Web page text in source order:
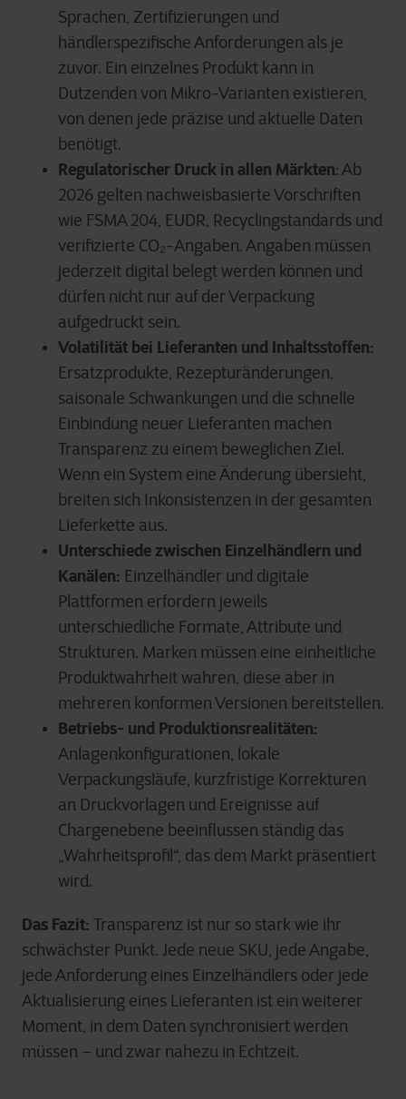
Sprachen, Zertifizierungen und
händlerspezifische Anforderungen als je
zuvor. Ein einzelnes Produkt kann in
Dutzenden von Mikro-Varianten existieren,
von denen jede präzise und aktuelle Daten
benötigt.
Regulatorischer Druck in allen Märkten: Ab
2026 gelten nachweisbasierte Vorschriften
wie FSMA 204, EUDR, Recyclingstandards und
verifizierte CO₂-Angaben. Angaben müssen
jederzeit digital belegt werden können und
dürfen nicht nur auf der Verpackung
aufgedruckt sein.
Volatilität bei Lieferanten und Inhaltsstoffen:
Ersatzprodukte, Rezepturänderungen,
saisonale Schwankungen und die schnelle
Einbindung neuer Lieferanten machen
Transparenz zu einem beweglichen Ziel.
Wenn ein System eine Änderung übersieht,
breiten sich Inkonsistenzen in der gesamten
Lieferkette aus.
Unterschiede zwischen Einzelhändlern und
Kanälen: Einzelhändler und digitale
Plattformen erfordern jeweils
unterschiedliche Formate, Attribute und
Strukturen. Marken müssen eine einheitliche
Produktwahrheit wahren, diese aber in
mehreren konformen Versionen bereitstellen.
Betriebs- und Produktionsrealitäten:
Anlagenkonfigurationen, lokale
Verpackungsläufe, kurzfristige Korrekturen
an Druckvorlagen und Ereignisse auf
Chargenebene beeinflussen ständig das
„Wahrheitsprofil“, das dem Markt präsentiert
wird.
Das Fazit: Transparenz ist nur so stark wie ihr
schwächster Punkt. Jede neue SKU, jede Angabe,
jede Anforderung eines Einzelhändlers oder jede
Aktualisierung eines Lieferanten ist ein weiterer
Moment, in dem Daten synchronisiert werden
müssen – und zwar nahezu in Echtzeit.